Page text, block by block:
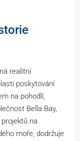
realitní
poskytování
na pohodlí,
Bella Bay,
na
moře, dodržuje